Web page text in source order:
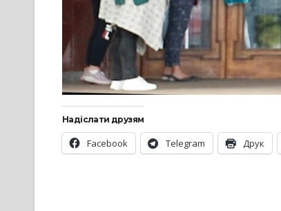
Надіслати друзям
Facebook Telegram Друк